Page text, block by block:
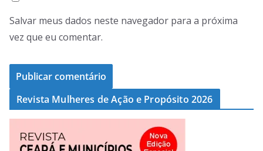
Salvar meus dados neste navegador para a próxima
vez que eu comentar.
Revista Mulheres de Ação e Propósito 2026